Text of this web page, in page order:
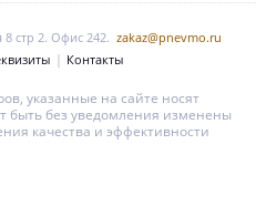
стр 2. Офис 242. zakaz@pnevmo.ru
Контакты
указанные на сайте носят
быть без уведомления изменены
качества и эффективности